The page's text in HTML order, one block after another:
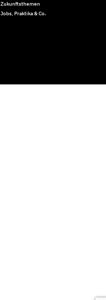
Zukunftsthemen
Jobs, Praktika & Co.